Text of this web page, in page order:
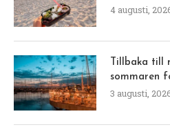
4 augusti,
Tillbaka till
sommaren
3 augusti,